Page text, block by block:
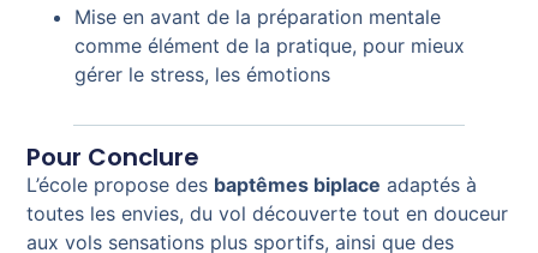
Mise en avant de la préparation mentale
comme élément de la pratique, pour mieux
gérer le stress, les émotions
Pour Conclure
L’école propose des baptêmes biplace adaptés à
toutes les envies, du vol découverte tout en douceur
aux vols sensations plus sportifs, ainsi que des